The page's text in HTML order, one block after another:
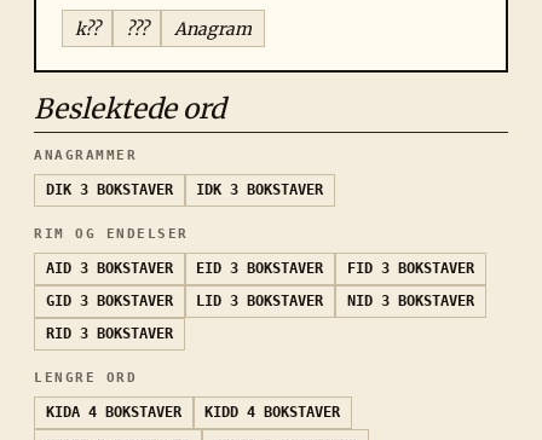
k?? ??? Anagram
Beslektede ord
ANAGRAMMER
DIK 3 BOKSTAVER IDK 3 BOKSTAVER
RIM OG ENDELSER
AID 3 BOKSTAVER EID 3 BOKSTAVER FID 3 BOKSTAVER
GID 3 BOKSTAVER LID 3 BOKSTAVER NID 3 BOKSTAVER
RID 3 BOKSTAVER
LENGRE ORD
KIDA 4 BOKSTAVER KIDD 4 BOKSTAVER